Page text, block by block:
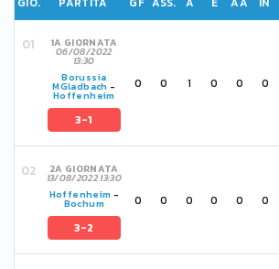
1A GIORNATA
06/08/2022
13:30
Borussia
MGladbach -
Hoffenheim
3-1
0 0 1 0 0 0
2A GIORNATA
13/08/2022 13:30
Hoffenheim -
Bochum
3-2
0 0 0 0 0 0